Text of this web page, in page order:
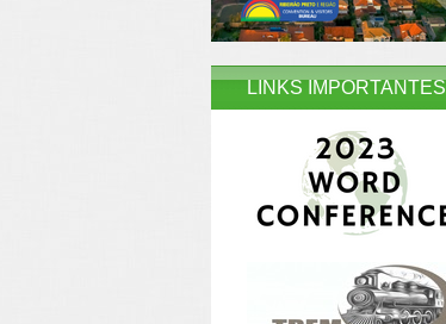
LINKS IMPORTANTES